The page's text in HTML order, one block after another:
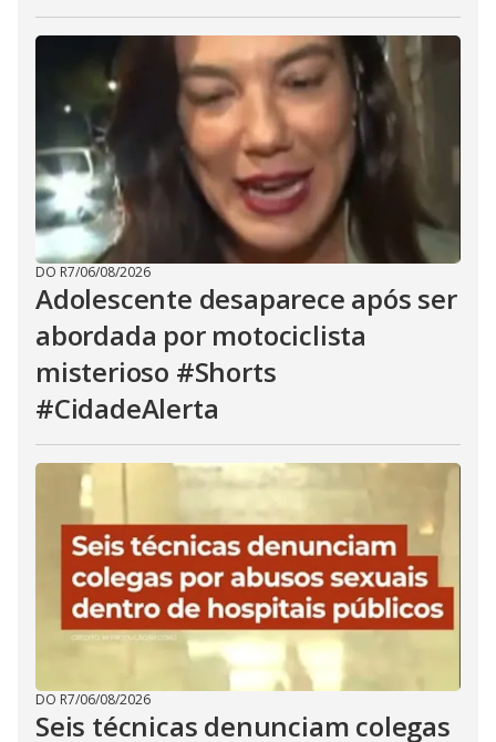
DO R7/06/08/2026
Adolescente desaparece após ser
abordada por motociclista
misterioso #Shorts
#CidadeAlerta
DO R7/06/08/2026
Seis técnicas denunciam colegas